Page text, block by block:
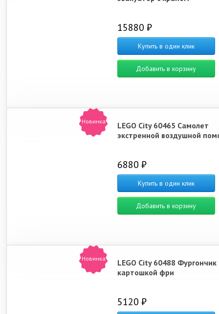
15880 ₽
Купить в один клик
Добавить в корзину
Новинка
LEGO City 60465 Самолет
экстренной воздушной
6880 ₽
Купить в один клик
Добавить в корзину
Новинка
LEGO City 60488 Фургончик
картошкой фри
5120 ₽